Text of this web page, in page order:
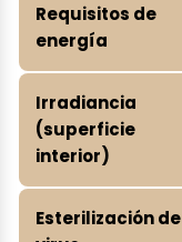
Requisitos de
energía
Irradiancia
(superficie
interior)
Esterilización de